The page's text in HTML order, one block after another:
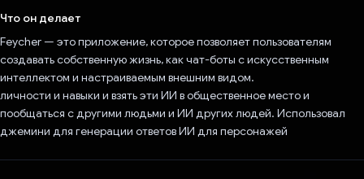
Что он делает
Feycher — это приложение, которое позволяет пользователям
создавать собственную жизнь, как чат-боты с искусственным
интеллектом и настраиваемым внешним видом.
личности и навыки и взять эти ИИ в общественное место и
пообщаться с другими людьми и ИИ других людей. Использовал
джемини для генерации ответов ИИ для персонажей